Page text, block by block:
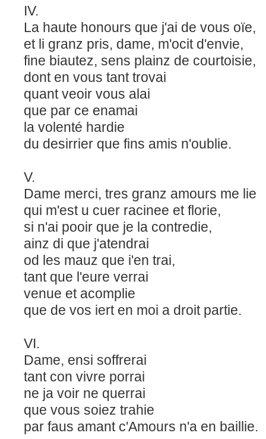
IV.
La haute honours que j'ai de vous oïe,
et li granz pris, dame, m'ocit d'envie,
fine biautez, sens plainz de courtoisie,
dont en vous tant trovai
quant veoir vous alai
que par ce enamai
la volenté hardie
du desirrier que fins amis n'oublie.
V.
Dame merci, tres granz amours me lie
qui m'est u cuer racinee et florie,
si n'ai pooir que je la contredie,
ainz di que j'atendrai
od les mauz que i'en trai,
tant que l'eure verrai
venue et acomplie
que de vos iert en moi a droit partie.
VI.
Dame, ensi soffrerai
tant con vivre porrai
ne ja voir ne querrai
que vous soiez trahie
par faus amant c'Amours n'a en baillie.